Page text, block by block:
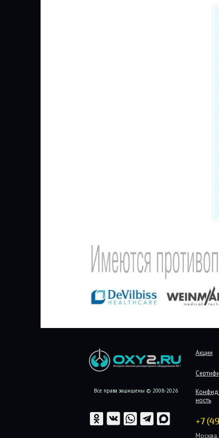
Все права защищены © 2008-2026
Акции
ность
+7